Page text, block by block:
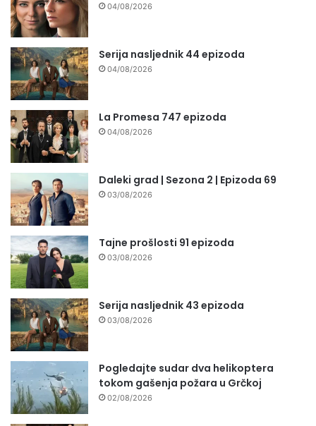
04/08/2026
Serija nasljednik 44 epizoda
04/08/2026
La Promesa 747 epizoda
04/08/2026
Daleki grad | Sezona 2 | Epizoda 69
03/08/2026
Tajne prošlosti 91 epizoda
03/08/2026
Serija nasljednik 43 epizoda
03/08/2026
Pogledajte sudar dva helikoptera
tokom gašenja požara u Grčkoj
02/08/2026